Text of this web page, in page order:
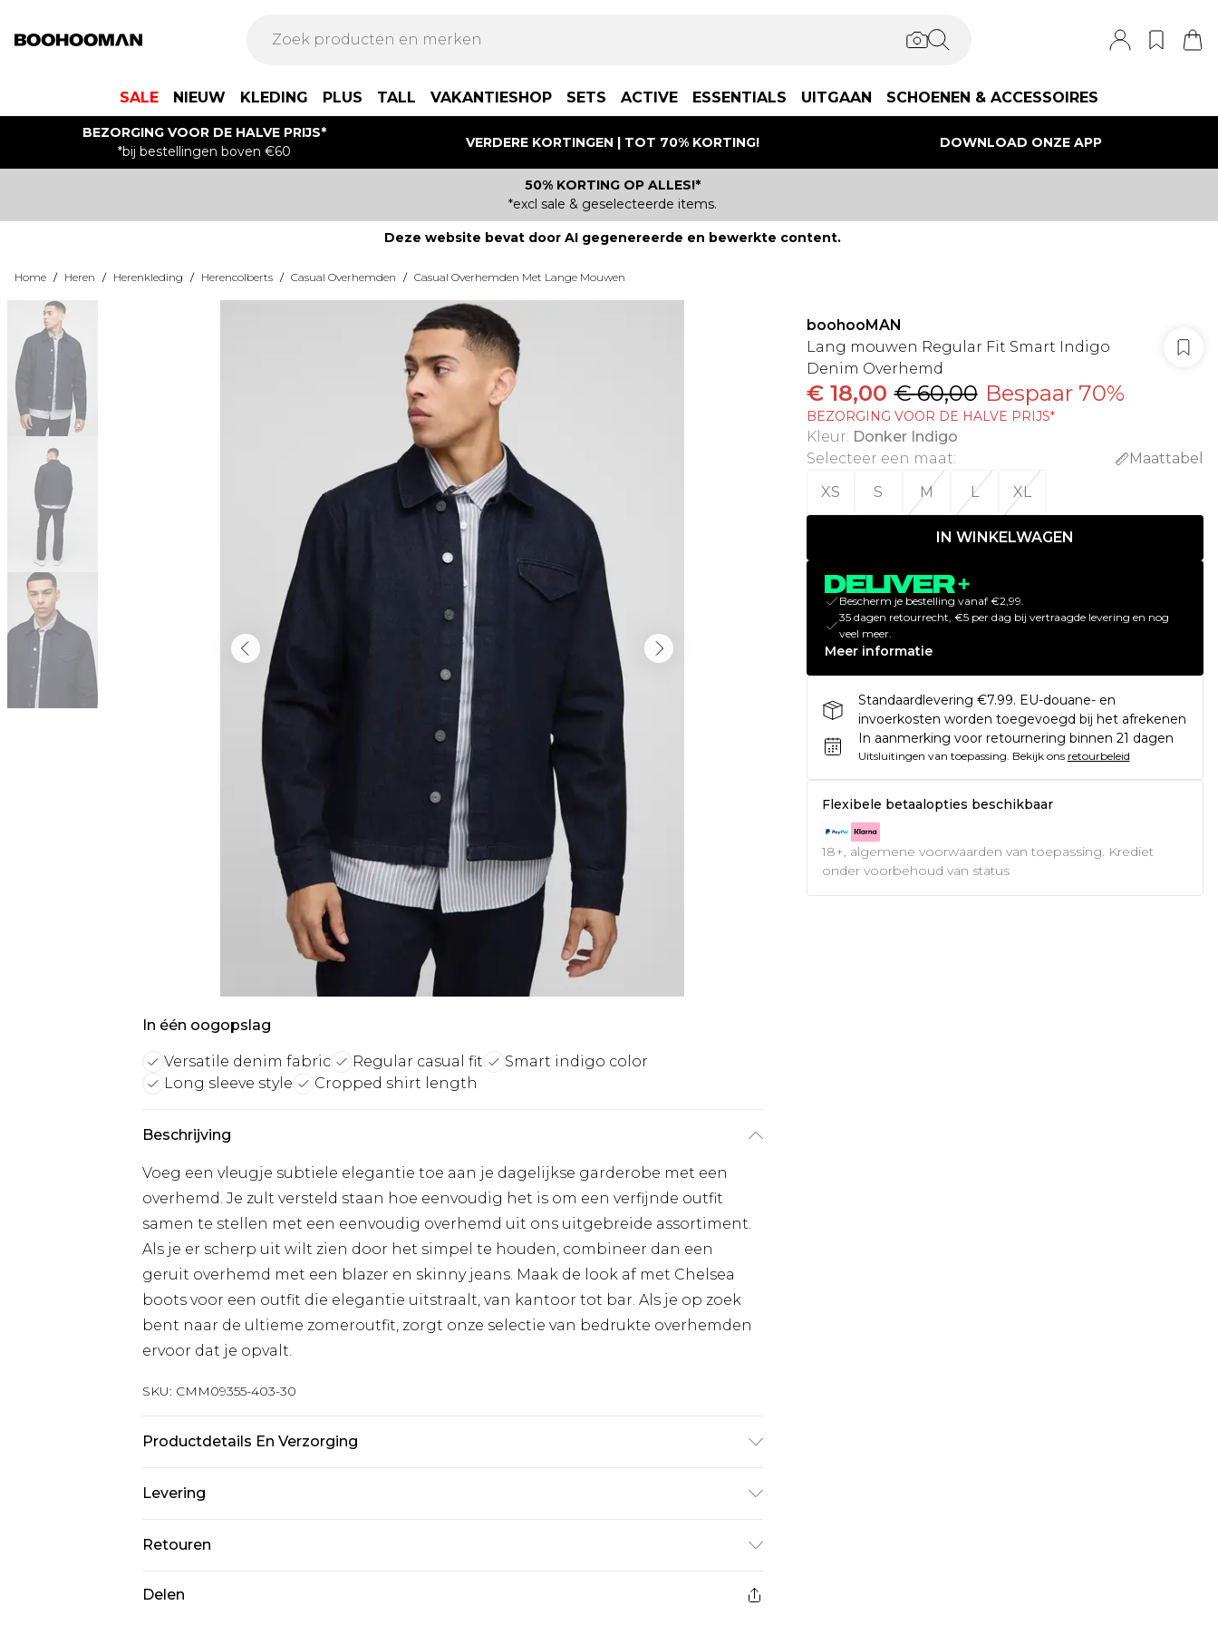
SALE NIEUW KLEDING PLUS TALL VAKANTIESHOP SETS ACTIVE ESSENTIALS UITGAAN SCHOENEN & ACCESSOIRES
BEZORGING VOOR DE HALVE PRIJS*
*bij bestellingen boven €60
VERDERE KORTINGEN | TOT 70% KORTING! DOWNLOAD ONZE APP
50% KORTING OP ALLES!*
*excl sale & geselecteerde items.
Deze website bevat door AI gegenereerde en bewerkte content.
Home / Heren / Herenkleding / Herencolberts / Casual Overhemden / Casual Overhemden Met Lange Mouwen
In één oogopslag
Versatile denim fabric Regular casual fit
Smart indigo color
Long sleeve style
Cropped shirt length
Beschrijving
Voeg een vleugje subtiele elegantie toe aan je dagelijkse garderobe met een
overhemd. Je zult versteld staan hoe eenvoudig het is om een verfijnde outfit
samen te stellen met een eenvoudig overhemd uit ons uitgebreide assortiment.
Als je er scherp uit wilt zien door het simpel te houden, combineer dan een
geruit overhemd met een blazer en skinny jeans. Maak de look af met Chelsea
boots voor een outfit die elegantie uitstraalt, van kantoor tot bar. Als je op zoek
bent naar de ultieme zomeroutfit, zorgt onze selectie van bedrukte overhemden
ervoor dat je opvalt.
SKU: CMM09355-403-30
Productdetails En Verzorging
Levering
Standaardlevering Nederland
€7.99
Expressdienst Nederland
€17.99
Retouren
Delen
boohooMAN
Lang mouwen Regular Fit Smart Indigo
Denim Overhemd
€ 18,00 € 60,00 Bespaar 70%
BEZORGING VOOR DE HALVE PRIJS*
Kleur: Donker Indigo
Selecteer een maat:
Maattabel
XS
S M L XL
IN WINKELWAGEN
Bescherm je bestelling vanaf €2,99.
35 dagen retourrecht, €5 per dag bij vertraagde levering en nog
veel meer.
Meer informatie
Standaardlevering €7.99. EU-douane- en
invoerkosten worden toegevoegd bij het afrekenen
In aanmerking voor retournering binnen 21 dagen
Uitsluitingen van toepassing. Bekijk ons retourbeleid
Flexibele betaalopties beschikbaar
18+, algemene voorwaarden van toepassing. Krediet
onder voorbehoud van status